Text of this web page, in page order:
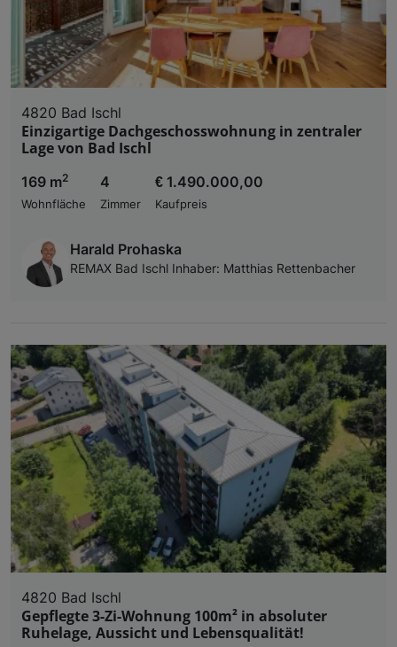
4820 Bad Ischl
Einzigartige Dachgeschosswohnung in zentraler
Lage von Bad Ischl
169 m2
Wohnfläche
4
Zimmer
€ 1.490.000,00
Kaufpreis
Harald Prohaska
REMAX Bad Ischl Inhaber: Matthias Rettenbacher
4820 Bad Ischl
Gepflegte 3-Zi-Wohnung 100m² in absoluter
Ruhelage, Aussicht und Lebensqualität!